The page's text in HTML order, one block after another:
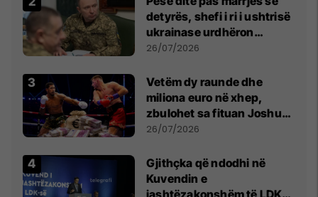
detyrës, shefi i ri i ushtrisë
ukrainase urdhëron
kontroll të madh
26/07/2026
Vetëm dy raunde dhe
miliona euro në xhep,
zbulohet sa fituan Joshua
e Prenga
26/07/2026
Gjithçka që ndodhi në
Kuvendin e
jashtëzakonshëm të LDK-